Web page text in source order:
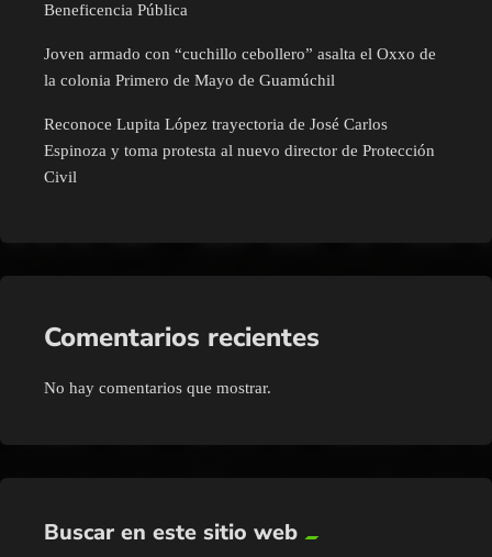
Beneficencia Pública
Joven armado con “cuchillo cebollero” asalta el Oxxo de
la colonia Primero de Mayo de Guamúchil
Reconoce Lupita López trayectoria de José Carlos
Espinoza y toma protesta al nuevo director de Protección
Civil
Comentarios recientes
No hay comentarios que mostrar.
Buscar en este sitio web